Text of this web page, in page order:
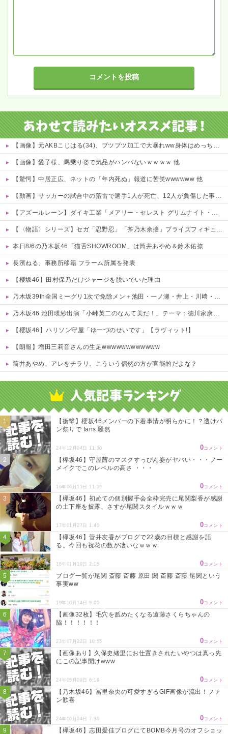
【画像】元AKBこじはる(34)、ブツブツ加工で大暴れww身体はめっちゃいいのにな・・・ 他
【画像】愛子様、馬乗り姿で気品がハンパないｗｗｗｗ 他
【驚愕】中居正広、ネットの「年内死ぬ」報道に苦笑wwwwww 他
【動画】サッカーの試合中の落雷で選手1人が死亡、12人が負傷した事故。
【アズールレーン】ダイキ工業「メアリー・セレスト グリムナイト・リーパー」フィギュア【10日予約開始】
【〈物語〉シリーズ】セガ「忍野忍」「斧乃木余接」プライズフィギュア【彩色原型公開】
本日8/6の乃木坂46「猫舌SHOWROOM」は筒井あやめ＆鈴木佑捺
長濱ねる、事務所移籍 フラーム所属を発表
【櫻坂46】田村保乃だけジャージを脱いでいた理由
乃木坂39th全国ミーグリ1次で免除メン＋池田・一ノ瀬・井上・川﨑・菅原・中西が全完売
乃木坂46 池田瑛紗出演「小峠英二のなんて美だ！」テーマ：徳川家康【2025.8.5 24:00〜 TOKYO MX】
【櫻坂46】ハリソン守屋「ゆーづのせいです」【ラヴィット!】
【朗報】増田三莉音さんの生足wwwwwwwwwwww
筒井あやめ、アレをチラリ。こういう偶然の方が官能的だよな？
【衝撃】櫻坂46メンバーの下着事情が明らかに！？透けパ
ン祭りで fans 騒然
24年12月04日 11:30 0コメント
【欅坂46】守屋茜のマスクすっぴん姿がヤバい・・・ノー
メイクでこのレベルの高さ ・・・
16年06月11日 11:39 0コメント
【欅坂46】初めての個別握手会全枠完売に尾関梨香が感謝
の土下座を披露、さすが尾関スタイルｗｗｗ
17年01月27日 1:40 0コメント
【欅坂46】菅井友香がブログで22歳の目標と感謝を語
る。今回も祝花の数が凄いなｗｗｗ
18年01月19日 2:15 0コメント
ブログ一覧が尾関 斎藤 斎藤 原田 関 斎藤 斎藤 尾関という
事実ww
19年10月14日 9:00 0コメント
【画像32枚】毛穴を舐めたくなる遠藤さくらちゃんの
脇！！！！！！
23年07月22日 10:55 0コメント
【画像あり】久保史緒里にお仕置きされたいやつは真っ先
にこの記事開けwww
24年05月09日 6:19 0コメント
【乃木坂46】冨里奈央の可愛すぎるGIF画像が流出！ファ
ン歓喜
24年10月04日 7:30 0コメント
【欅坂46】志田愛佳ブログにてBOMB今月号のオフショッ